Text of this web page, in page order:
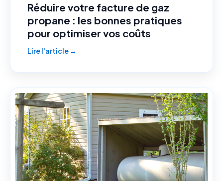
Réduire votre facture de gaz
propane : les bonnes pratiques
pour optimiser vos coûts
Lire l'article →